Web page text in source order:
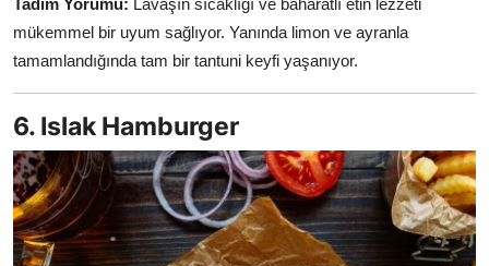
Tadım Yorumu: Lavaşın sıcaklığı ve baharatlı etin lezzeti
mükemmel bir uyum sağlıyor. Yanında limon ve ayranla
tamamlandığında tam bir tantuni keyfi yaşanıyor.
6. Islak Hamburger